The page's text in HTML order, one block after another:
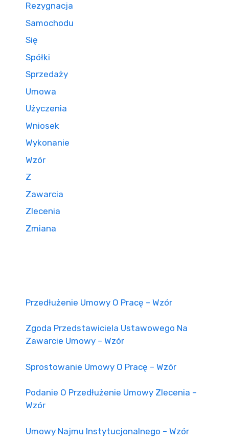
Rezygnacja
Samochodu
Się
Spółki
Sprzedaży
Umowa
Użyczenia
Wniosek
Wykonanie
Wzór
Z
Zawarcia
Zlecenia
Zmiana
Przedłużenie Umowy O Pracę – Wzór
Zgoda Przedstawiciela Ustawowego Na
Zawarcie Umowy – Wzór
Sprostowanie Umowy O Pracę – Wzór
Podanie O Przedłużenie Umowy Zlecenia –
Wzór
Umowy Najmu Instytucjonalnego – Wzór